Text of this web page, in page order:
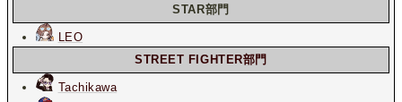
STAR部門
LEO
STREET FIGHTER部門
Tachikawa